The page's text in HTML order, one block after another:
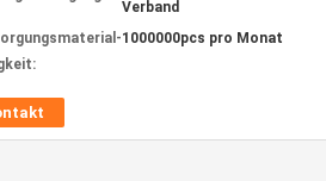
Verband
1000000pcs pro Monat